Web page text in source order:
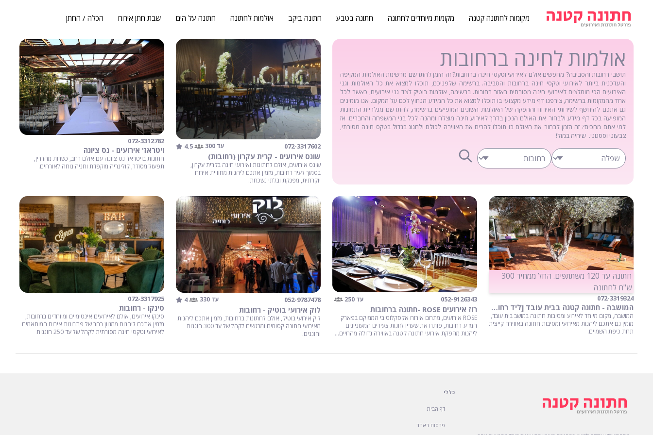
מקומות לחתונה קטנה מקומות מיוחדים לחתונה חתונה בטבע חתונה ביקב אולמות לחתונה חתונה על הים שבת חתן אירוח הכלה / החתן
אולמות לחינה ברחובות
תושבי רחובות והסביבה? מחפשים אולם לאירועי וטקסי חינה ברחובות? זה הזמן להתרשם מרשימת האולמות המקיפה
והעדכנית ביותר לאירועי וטקסי חינה ברחובות והסביבה. ברשימה שלפניכם, תוכלו למצוא את כל האולמות וגני
האירועים הכי מומלצים לאירועי חינה מסורתית באזור רחובות. ברשימה, אולמות בוטיק לצד גני אירועים, כאשר לכל
אחד מהמקומות ברשימה, צירפנו דף מידע מקצועי בו תוכלו למצוא את כל המידע הנחוץ לכם על המקום. אנו מזמינים
גם אתכם להיחשף לשירותי האירוח וההפקה של האולמות השונים המופיעים ברשימה, להתרשם מגלריית התמונות
המופיעה בכל דף מידע ולבחור את האולם הנכון בדרך לאירוע חינה מוצלח ומהנה לכל בני המשפחה והחברים. אז
למי אתם מחכים? זה הזמן לבחור את האולם בו תוכלו להרים את האווירה לכולם ולחגוג בגדול בטקס חינה מסורתי,
צבעוני וססגוני. שיהיה במזל!
072-3317602
עד 300 4.5
שונס אירועים - קרית עקרון (רחובות)
שונס אירועים, אולם לחתונות ואירועי חינה בקרית עקרון,
בסמוך לעיר רחובות, מזמין אתכם ליהנות מחוויית אירוח
יוקרתית, מפנקת ובלתי נשכחת.
072-3312782
ויטראז' אירועים - נס ציונה
חתונות בויטראז' נס ציונה עם אולם רחב, כשרות מהדרין,
תפעול מסודר, קולינריה מוקפדת וחניה נוחה לאורחים.
חתונה עד 120 משתתפים. החל ממחיר 300
ש"ח לחתונה
072-3319324
המושבה - חתונה קטנה בבית עובד [ליד רחובות]
המושבה, מקום מיוחד לאירוע ומסיבות חתונה במושב בית עובד,
מזמין גם אתכם ליהנות מאירועי ומסיבות חתונה באווירה קייצית
תחת כיפת השמיים.
052-9126343 עד 250
רוז אירועים ROSE -חתונה ברחובות
ROSE אירועים, מתחם אירוח אקסקלוסיבי הממוקם בפארק
המדע-רחובות, פותח את שעריו לזוגות צעירים המעוניינים
ליהנות מהפקת אירועי חתונה קטנה באווירה גדולה מהחיים...
052-9787478 עד 330 4
לוק אירועי בוטיק - רחובות
לוק אירועי בוטיק, אולם לחתונות ברחובות, מזמין אתכם ליהנות
מאירועי חתונה קסומים ומרגשים לקהל של עד 300 חוגגות
וחוגגים.
072-3317925
סינקו - רחובות
סינקו אירועים, אולם לאירועים אינטימיים ומיוחדים ברחובות,
מזמין אתכם ליהנות ממגוון רחב של פתרונות אירוח המותאמים
לאירועי וטקסי חינה מסורתית לקהל של עד 250 חוגגות
כללי
דף הבית
פרסום באתר